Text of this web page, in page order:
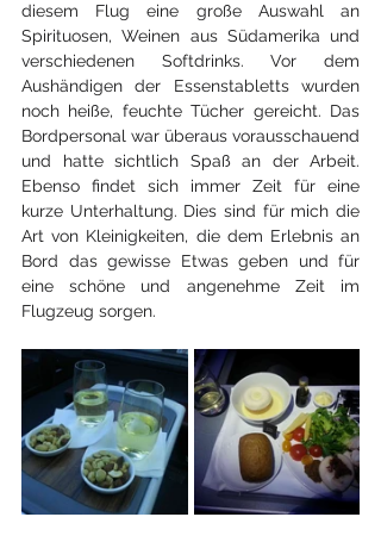
diesem Flug eine große Auswahl an
Spirituosen, Weinen aus Südamerika und
verschiedenen Softdrinks. Vor dem
Aushändigen der Essenstabletts wurden
noch heiße, feuchte Tücher gereicht. Das
Bordpersonal war überaus vorausschauend
und hatte sichtlich Spaß an der Arbeit.
Ebenso findet sich immer Zeit für eine
kurze Unterhaltung. Dies sind für mich die
Art von Kleinigkeiten, die dem Erlebnis an
Bord das gewisse Etwas geben und für
eine schöne und angenehme Zeit im
Flugzeug sorgen.